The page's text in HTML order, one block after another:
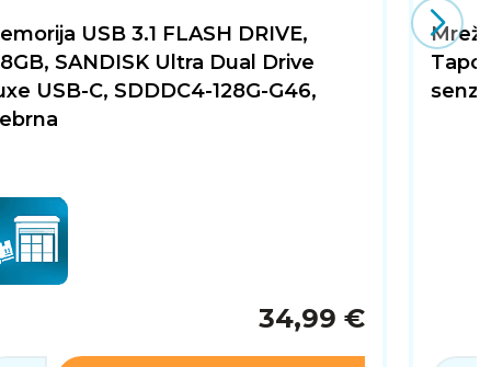
USB 3.1 FLASH DRIVE,
SANDISK Ultra Dual Drive
USB-C, SDDDC4-128G-G46,
34,99 €
Tapo